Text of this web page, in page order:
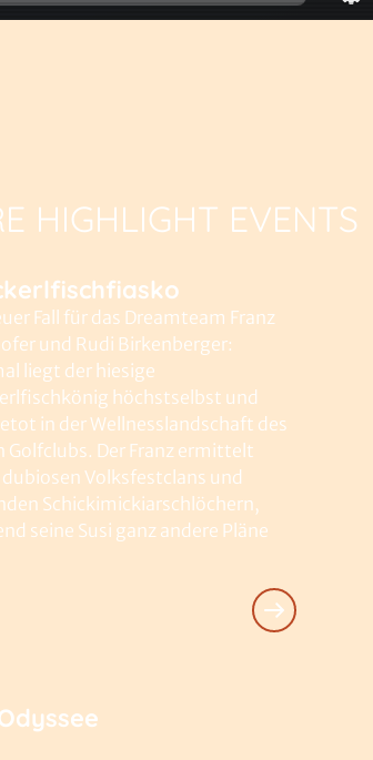
HIGHLIGHT EVENTS
Fall für das Dreamteam Franz
und Rudi Birkenberger:
liegt der hiesige
höchstselbst und
in der Wellnesslandschaft des
Golfclubs. Der Franz ermittelt
Volksfestclans und
Schickimickiarschlöchern,
seine Susi ganz andere Pläne